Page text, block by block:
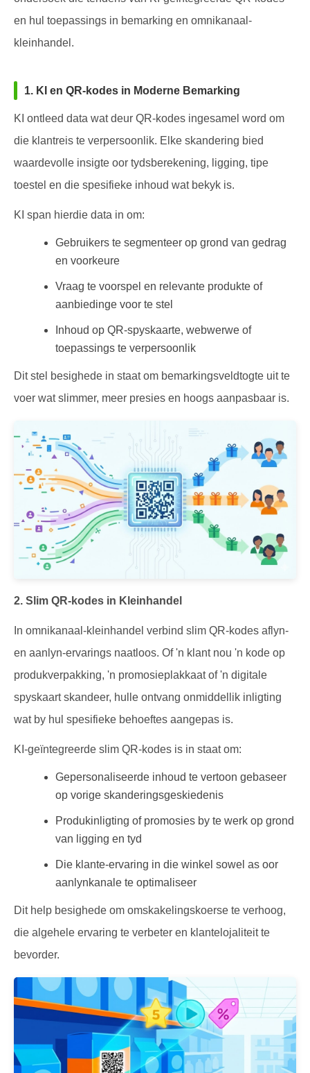
en hul toepassings in bemarking en omnikanaal-
kleinhandel.
1. KI en QR-kodes in Moderne Bemarking
KI ontleed data wat deur QR-kodes ingesamel word om
die klantreis te verpersoonlik. Elke skandering bied
waardevolle insigte oor tydsberekening, ligging, tipe
toestel en die spesifieke inhoud wat bekyk is.
KI span hierdie data in om:
Gebruikers te segmenteer op grond van gedrag
en voorkeure
Vraag te voorspel en relevante produkte of
aanbiedinge voor te stel
Inhoud op QR-spyskaarte, webwerwe of
toepassings te verpersoonlik
Dit stel besighede in staat om bemarkingsveldtogte uit te
voer wat slimmer, meer presies en hoogs aanpasbaar is.
2. Slim QR-kodes in Kleinhandel
In omnikanaal-kleinhandel verbind slim QR-kodes aflyn-
en aanlyn-ervarings naatloos. Of 'n klant nou 'n kode op
produkverpakking, 'n promosieplakkaat of 'n digitale
spyskaart skandeer, hulle ontvang onmiddellik inligting
wat by hul spesifieke behoeftes aangepas is.
KI-geïntegreerde slim QR-kodes is in staat om:
Gepersonaliseerde inhoud te vertoon gebaseer
op vorige skanderingsgeskiedenis
Produkinligting of promosies by te werk op grond
van ligging en tyd
Die klante-ervaring in die winkel sowel as oor
aanlynkanale te optimaliseer
Dit help besighede om omskakelingskoerse te verhoog,
die algehele ervaring te verbeter en klantelojaliteit te
bevorder.